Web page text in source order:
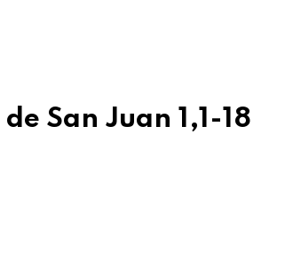
San Juan 1,1-18